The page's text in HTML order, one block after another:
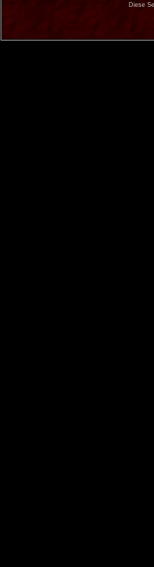
Diese